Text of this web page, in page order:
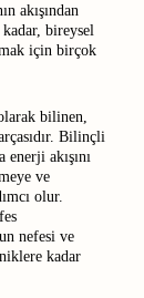
akışından
kadar, bireysel
için birçok
bilinen,
Bilinçli
akışını
ve
olur.
nefesi ve
kadar